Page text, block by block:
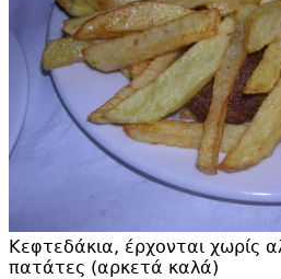
Κεφτεδάκια, έρχονται χωρίς
πατάτες (αρκετά καλά)